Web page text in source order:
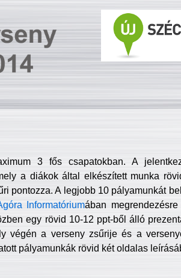
3 fős csapatokban. A
a diákok által elkészített munka
pontozza. A legjobb 10 pályamunkát
Informatóriumában
egy rövid 10-12 ppt-ből álló
végén a verseny zsűrije és a
pályamunkák rövid két oldalas